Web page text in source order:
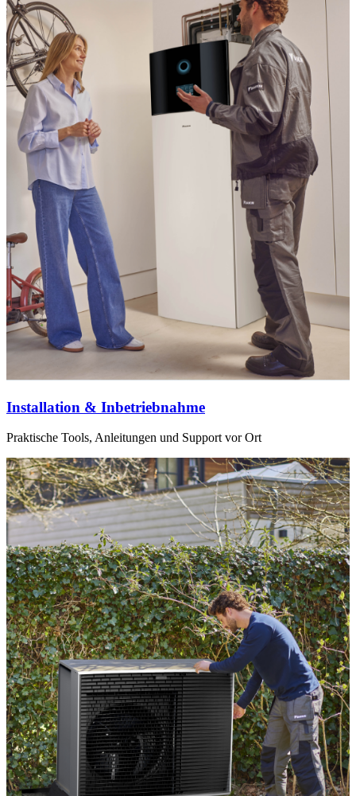
Installation & Inbetriebnahme
Praktische Tools, Anleitungen und Support vor Ort